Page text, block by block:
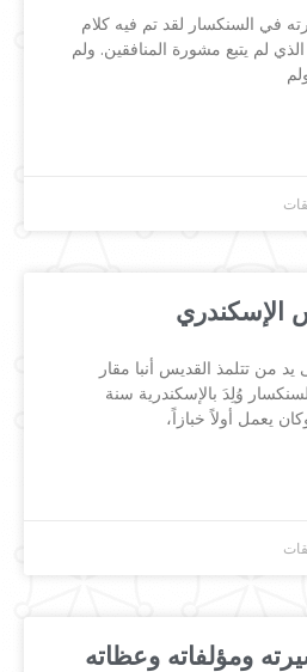
في السنكسار لقد تم فيه كلام
لم يتبع مشورة المنافقين. ولم
الإسكندري​
من تتلمذ القديس أنبا مقار
وُلِدَ بالإسكندرية سنة
ومؤلفاته وعظاته